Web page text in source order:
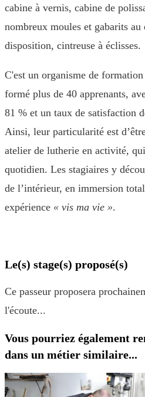
cabine à vernis, cabine de
nombreux moules et gabarits
disposition, cintreuse à éclisses.
C'est un organisme de
formé plus de 40 apprenants,
81 % et un taux de satisfaction
Ainsi, leur particularité est
atelier de lutherie en activité,
quotidien. Les stagiaires y
de l’intérieur, en immersion
expérience « vis ma vie ».
Le(s) stage(s) proposé(s)
Ce passeur proposera
l'écoute...
Vous pourriez également
dans un métier similaire...